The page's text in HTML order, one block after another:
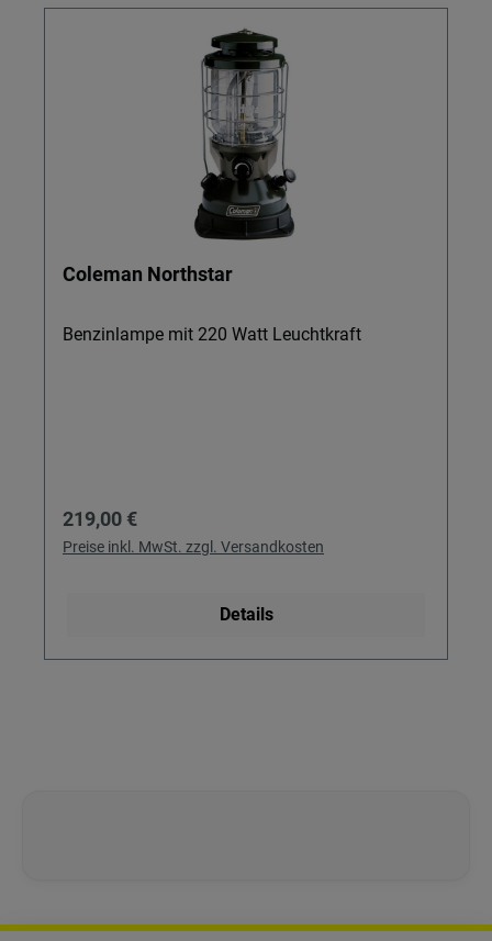
Coleman Northstar
Benzinlampe mit 220 Watt Leuchtkraft
Regulärer Preis:
219,00 €
Preise inkl. MwSt. zzgl. Versandkosten
Details